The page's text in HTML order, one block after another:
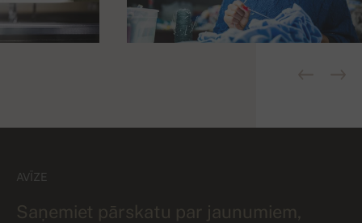
AVĪZE
Saņemiet pārskatu par jaunumiem,